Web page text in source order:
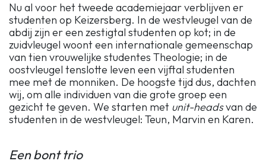
Nu al voor het tweede academiejaar verblijven er
studenten op Keizersberg. In de westvleugel van de
abdij zijn er een zestigtal studenten op kot; in de
zuidvleugel woont een internationale gemeenschap
van tien vrouwelijke studentes Theologie; in de
oostvleugel tenslotte leven een vijftal studenten
mee met de monniken. De hoogste tijd dus, dachten
wij, om alle individuen van die grote groep een
gezicht te geven. We starten met unit-headsvan de
studenten in de westvleugel: Teun, Marvin en Karen.
Een bont trio